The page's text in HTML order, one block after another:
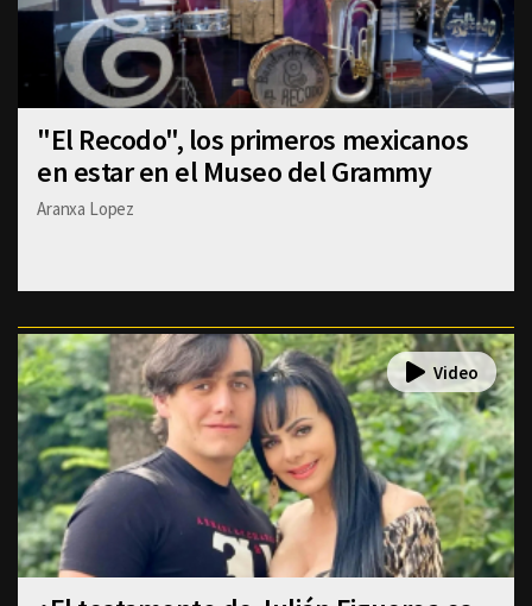
"El Recodo", los primeros mexicanos
en estar en el Museo del Grammy
Aranxa Lopez